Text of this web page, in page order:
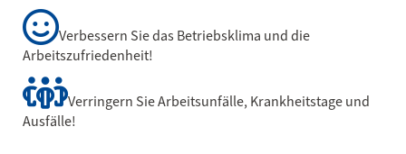
Verbessern Sie das Betriebsklima und die
Arbeitszufriedenheit!
Verringern Sie Arbeitsunfälle, Krankheitstage und
Ausfälle!